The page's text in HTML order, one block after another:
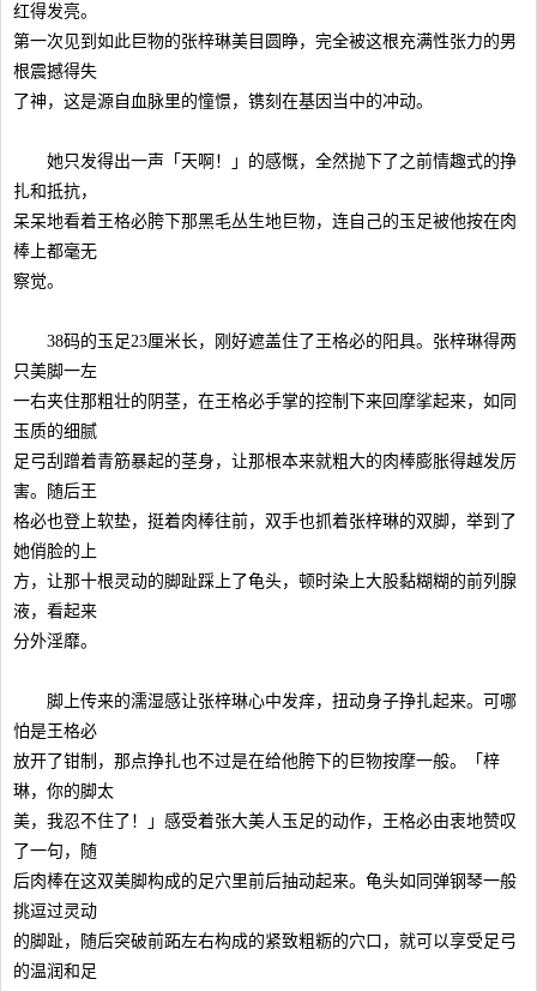
红得发亮。
第一次见到如此巨物的张梓琳美目圆睁，完全被这根充满性张力的男
根震撼得失
了神，这是源自血脉里的憧憬，镌刻在基因当中的冲动。
她只发得出一声「天啊！」的感慨，全然抛下了之前情趣式的挣
扎和抵抗，
呆呆地看着王格必胯下那黑毛丛生地巨物，连自己的玉足被他按在肉
棒上都毫无
察觉。
38码的玉足23厘米长，刚好遮盖住了王格必的阳具。张梓琳得两
只美脚一左
一右夹住那粗壮的阴茎，在王格必手掌的控制下来回摩挲起来，如同
玉质的细腻
足弓刮蹭着青筋暴起的茎身，让那根本来就粗大的肉棒膨胀得越发厉
害。随后王
格必也登上软垫，挺着肉棒往前，双手也抓着张梓琳的双脚，举到了
她俏脸的上
方，让那十根灵动的脚趾踩上了龟头，顿时染上大股黏糊糊的前列腺
液，看起来
分外淫靡。
脚上传来的濡湿感让张梓琳心中发痒，扭动身子挣扎起来。可哪
怕是王格必
放开了钳制，那点挣扎也不过是在给他胯下的巨物按摩一般。「梓
琳，你的脚太
美，我忍不住了！」感受着张大美人玉足的动作，王格必由衷地赞叹
了一句，随
后肉棒在这双美脚构成的足穴里前后抽动起来。龟头如同弹钢琴一般
挑逗过灵动
的脚趾，随后突破前跖左右构成的紧致粗粝的穴口，就可以享受足弓
的温润和足